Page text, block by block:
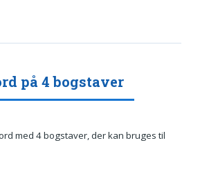
på 4 bogstaver
med 4 bogstaver, der kan bruges til